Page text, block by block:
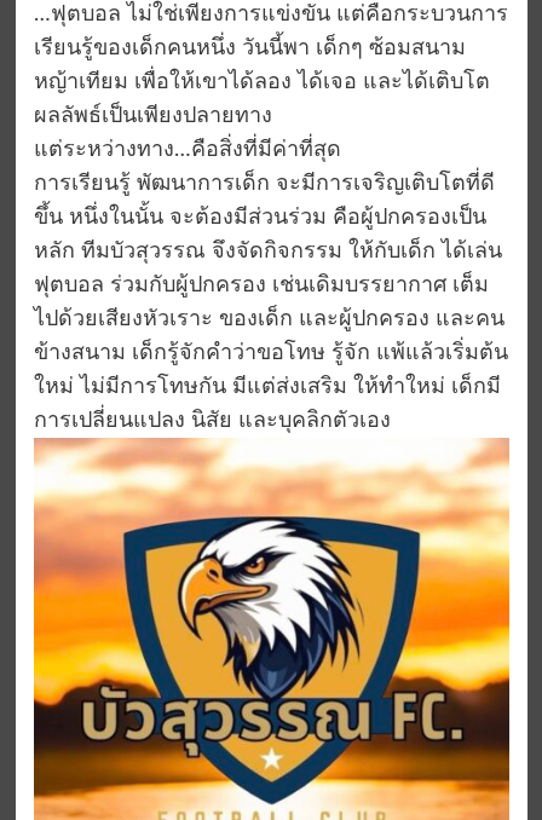
…ฟุตบอล ไม่ใช่เพียงการแข่งขัน แต่คือกระบวนการ
เรียนรู้ของเด็กคนหนึ่ง วันนี้พา เด็กๆ ซ้อมสนาม
หญ้าเทียม เพื่อให้เขาได้ลอง ได้เจอ และได้เติบโต
ผลลัพธ์เป็นเพียงปลายทาง
แต่ระหว่างทาง…คือสิ่งที่มีค่าที่สุด
การเรียนรู้ พัฒนาการเด็ก จะมีการเจริญเติบโตที่ดี
ขึ้น หนึ่งในนั้น จะต้องมีส่วนร่วม คือผู้ปกครองเป็น
หลัก ทีมบัวสุวรรณ จึงจัดกิจกรรม ให้กับเด็ก ได้เล่น
ฟุตบอล ร่วมกับผู้ปกครอง เช่นเดิมบรรยากาศ เต็ม
ไปด้วยเสียงหัวเราะ ของเด็ก และผู้ปกครอง และคน
ข้างสนาม เด็กรู้จักคำว่าขอโทษ รู้จัก แพ้แล้วเริ่มต้น
ใหม่ ไม่มีการโทษกัน มีแต่ส่งเสริม ให้ทำใหม่ เด็กมี
การเปลี่ยนแปลง นิสัย และบุคลิกตัวเอง